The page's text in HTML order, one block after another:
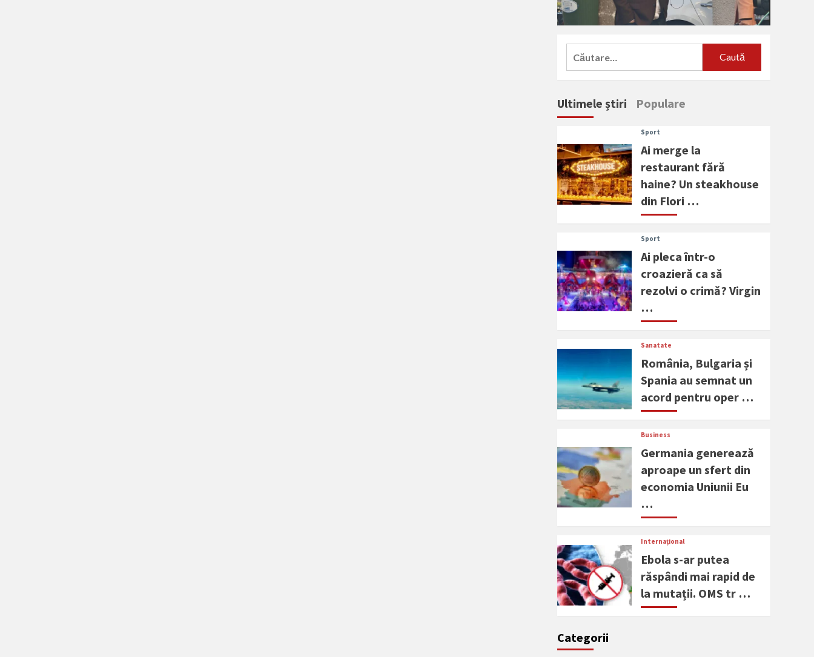
Caută
Ultimele știri Populare
Sport
Ai merge la
restaurant fără
haine? Un steakhouse
din Flori …
Sport
Ai pleca într-o
croazieră ca să
rezolvi o crimă? Virgin
…
Sanatate
România, Bulgaria și
Spania au semnat un
acord pentru oper …
Business
Germania generează
aproape un sfert din
economia Uniunii Eu
…
Internațional
Ebola s-ar putea
răspândi mai rapid de
la mutații. OMS tr …
Categorii